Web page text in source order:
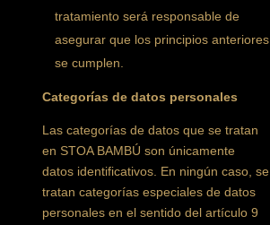
tratamiento será responsable de
asegurar que los principios anteriores
se cumplen.
Categorías de datos personales
Las categorías de datos que se tratan
en STOA BAMBÚ son únicamente
datos identificativos. En ningún caso, se
tratan categorías especiales de datos
personales en el sentido del artículo 9